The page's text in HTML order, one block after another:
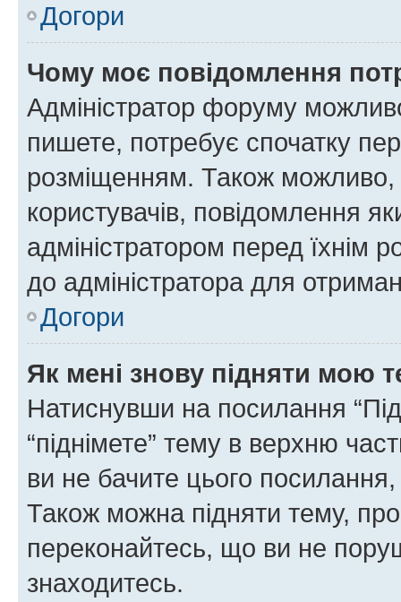
Догори
Чому моє повідомлення
Адміністратор форуму
пишете, потребує спочатку
розміщенням. Також можливо,
користувачів, повідомлення
адміністратором перед їхнім
до адміністратора для
Догори
Як мені знову підняти мою
Натиснувши на посилання
“піднімете” тему в верхню
ви не бачите цього
Також можна підняти тему,
переконайтесь, що ви не
знаходитесь.